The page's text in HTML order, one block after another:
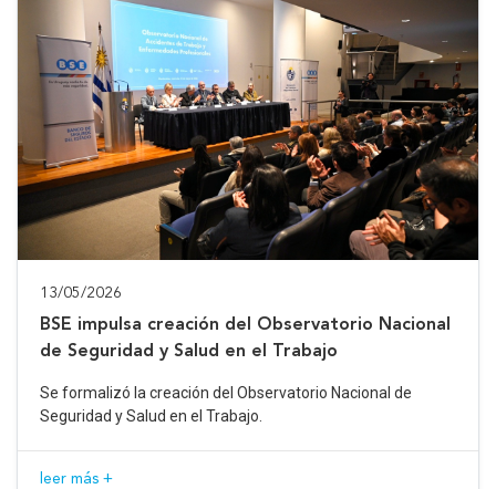
13/05/2026
BSE impulsa creación del Observatorio Nacional
de Seguridad y Salud en el Trabajo
Se formalizó la creación del Observatorio Nacional de
Seguridad y Salud en el Trabajo.
leer más +